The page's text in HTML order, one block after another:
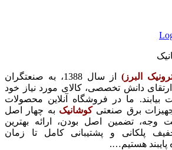
البرز)
از سال 1388، به صنعتگران
دانش تخصصی، کالای مورد نیاز خود
بیابند. ما در فروشگاه آنلاین محصولات
برق صنعتی کوشانیک به چهار اصل
وجه، تضمین اصل بودن، ارائه بهترین
پلکانی و پشتیبانی کامل تا زمان
پایبند هستیم….